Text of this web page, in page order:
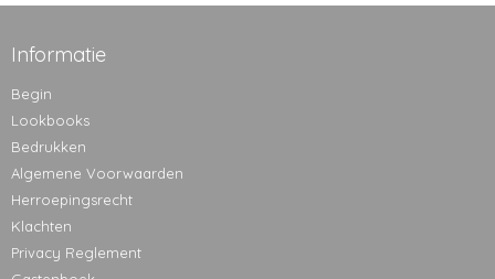
Informatie
Begin
Lookbooks
Bedrukken
Algemene Voorwaarden
Herroepingsrecht
Klachten
Privacy Reglement